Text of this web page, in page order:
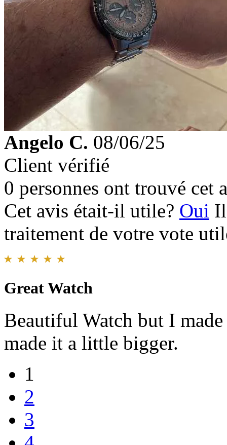
Angelo C. 08/06/25
Client vérifié
0 personnes ont trouvé cet
Cet avis était-il utile? Oui
traitement de votre vote
Great Watch
Beautiful Watch but I
made it a little bigger.
1
2
3